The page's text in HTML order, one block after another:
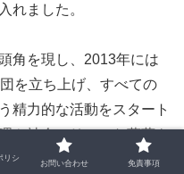
れました。
角を現し、2013年には
を立ち上げ、すべての
精力的な活動をスタート
や社会のリアルな葛藤を
劇を愛する多くの人々か
リシ
お問い合わせ 免責事項